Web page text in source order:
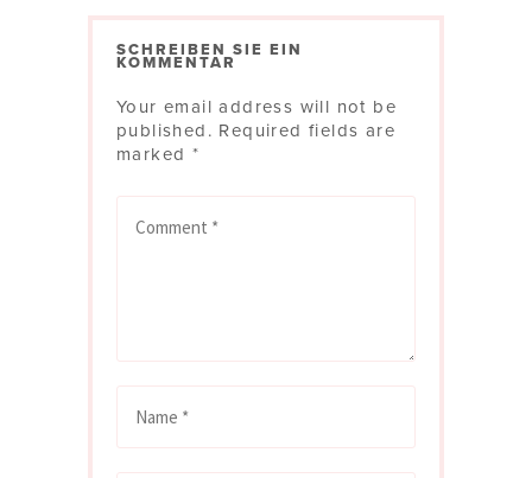
SCHREIBEN SIE EIN
KOMMENTAR
Your email address will not be
published. Required fields are
marked *